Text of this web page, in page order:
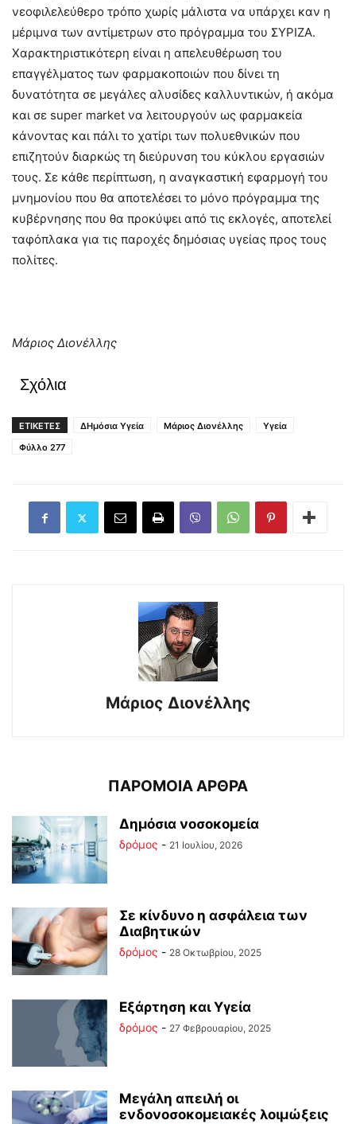
νεοφιλελεύθερο τρόπο χωρίς μάλιστα να υπάρχει καν η
μέριμνα των αντίμετρων στο πρόγραμμα του ΣΥΡΙΖΑ.
Χαρακτηριστικότερη είναι η απελευθέρωση του
επαγγέλματος των φαρμακοποιών που δίνει τη
δυνατότητα σε μεγάλες αλυσίδες καλλυντικών, ή ακόμα
και σε super market να λειτουργούν ως φαρμακεία
κάνοντας και πάλι το χατίρι των πολυεθνικών που
επιζητούν διαρκώς τη διεύρυνση του κύκλου εργασιών
τους. Σε κάθε περίπτωση, η αναγκαστική εφαρμογή του
μνημονίου που θα αποτελέσει το μόνο πρόγραμμα της
κυβέρνησης που θα προκύψει από τις εκλογές, αποτελεί
ταφόπλακα για τις παροχές δημόσιας υγείας προς τους
πολίτες.
Μάριος Διονέλλης
Σχόλια
ΕΤΙΚΕΤΕΣ ΔΗμόσια Υγεία Μάριος Διονέλλης
Υγεία
Φύλλο 277
Μάριος Διονέλλης
ΠΑΡΟΜΟΙΑ ΑΡΘΡΑ
Δημόσια νοσοκομεία
δρόμος - 21 Ιουλίου, 2026
Σε κίνδυνο η ασφάλεια των
Διαβητικών
δρόμος - 28 Οκτωβρίου, 2025
Εξάρτηση και Υγεία
δρόμος - 27 Φεβρουαρίου, 2025
Μεγάλη απειλή οι
ενδονοσοκομειακές λοιμώξεις